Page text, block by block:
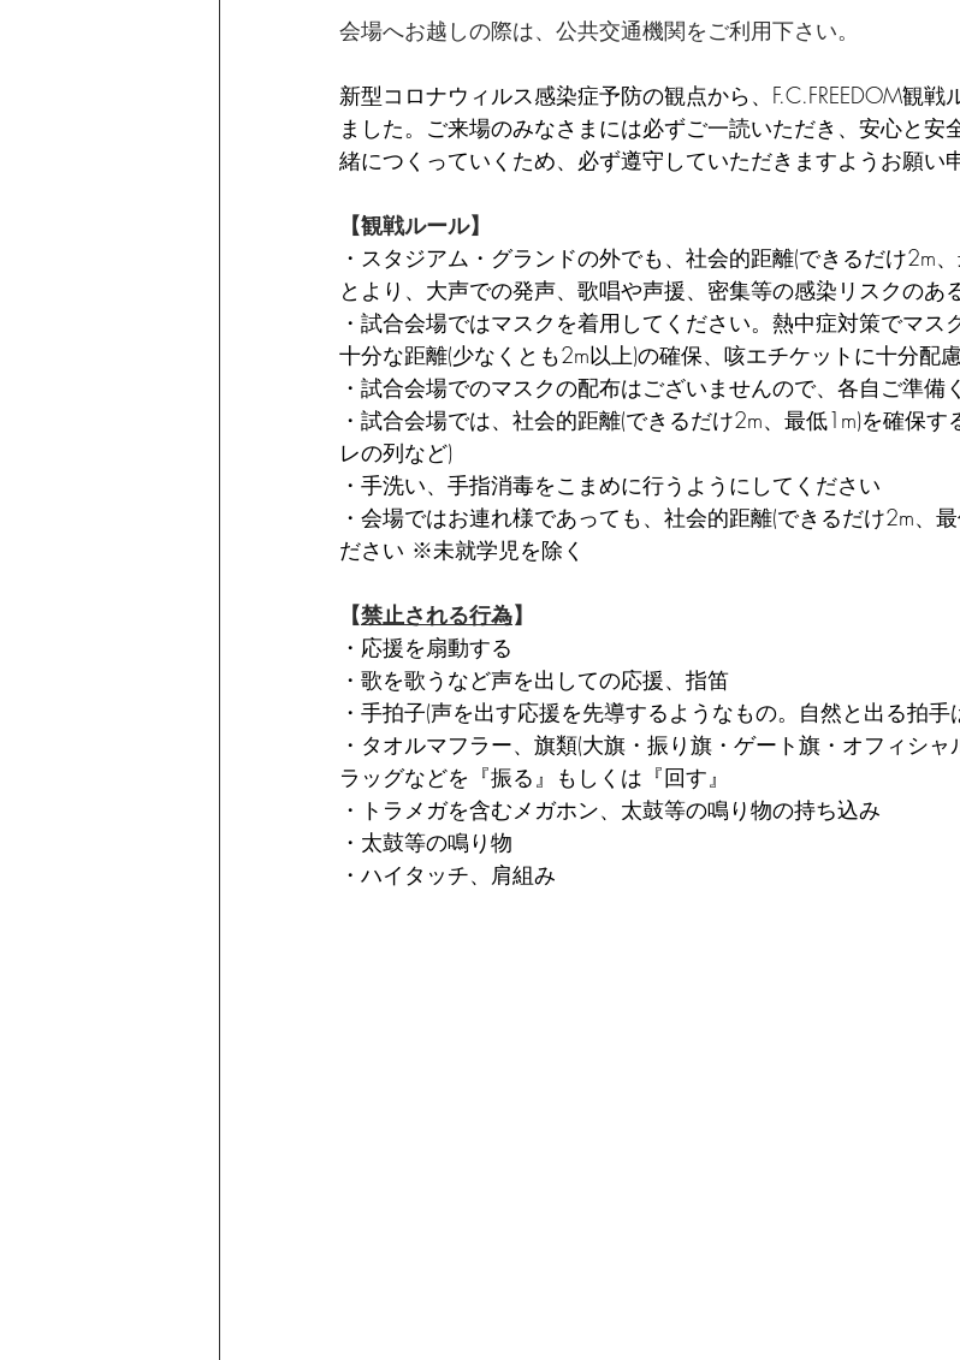
会場へお越しの際は、公共交通機関をご利用下さい。
新型コロナウィルス感染症予防の観点から、F.C.FREEDOM観
ました。ご来場のみなさまには必ずご一読いただき、安心と安
緒につくっていくため、必ず遵守していただきますようお願い
【観戦ルール】
・スタジアム・グランドの外でも、社会的距離(できるだけ2m
とより、大声での発声、歌唱や声援、密集等の感染リスクのあ
・試合会場ではマスクを着用してください。熱中症対策でマス
十分な距離(少なくとも2m以上)の確保、咳エチケットに十分配
・試合会場でのマスクの配布はございませんので、各自ご準備
・試合会場では、社会的距離(できるだけ2m、最低1m)を確保す
レの列など)
・手洗い、手指消毒をこまめに行うようにしてください
・会場ではお連れ様であっても、社会的距離(できるだけ2m、
ださい ※未就学児を除く
【禁止される行為】
・応援を扇動する
・歌を歌うなど声を出しての応援、指笛
・手拍子(声を出す応援を先導するようなもの。自然と出る拍手
・タオルマフラー、旗類(大旗・振り旗・ゲート旗・オフィシ
ラッグなどを『振る』もしくは『回す』
・トラメガを含むメガホン、太鼓等の鳴り物の持ち込み
・太鼓等の鳴り物
・ハイタッチ、肩組み